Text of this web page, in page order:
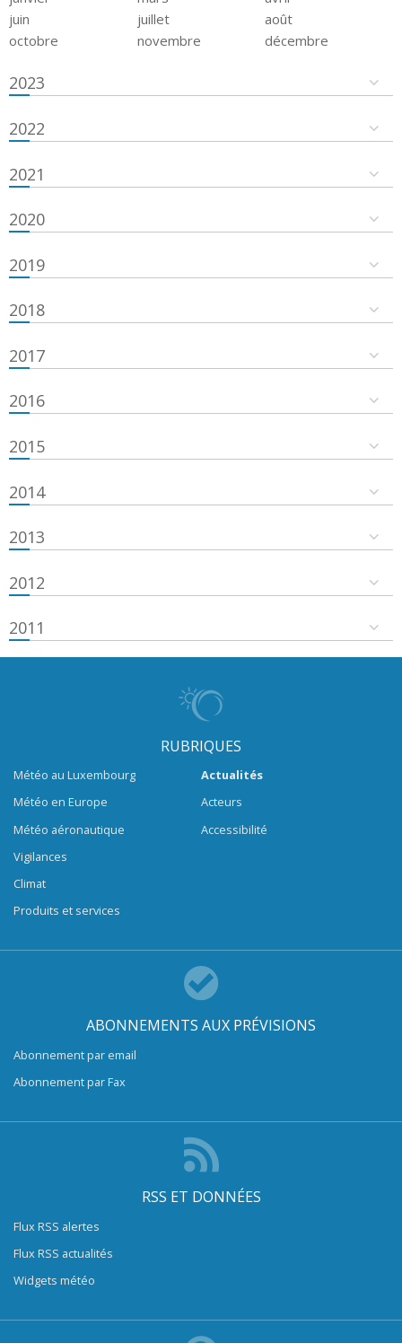
juin
juillet
août
octobre
novembre décembre
2023
2022
2021
2020
2019
2018
2017
2016
2015
2014
2013
2012
2011
RUBRIQUES
Météo au Luxembourg
Météo en Europe
Météo aéronautique
Vigilances
Climat
Produits et services
Actualités
Acteurs
Accessibilité
ABONNEMENTS AUX PRÉVISIONS
Abonnement par email
Abonnement par Fax
RSS ET DONNÉES
Flux RSS alertes
Flux RSS actualités
Widgets météo